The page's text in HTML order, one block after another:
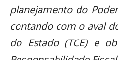
planejamento do
contando com o aval
do Estado (TCE) e